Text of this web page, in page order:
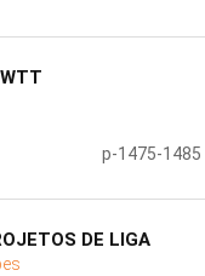
p-1475-1485
DE LIGA